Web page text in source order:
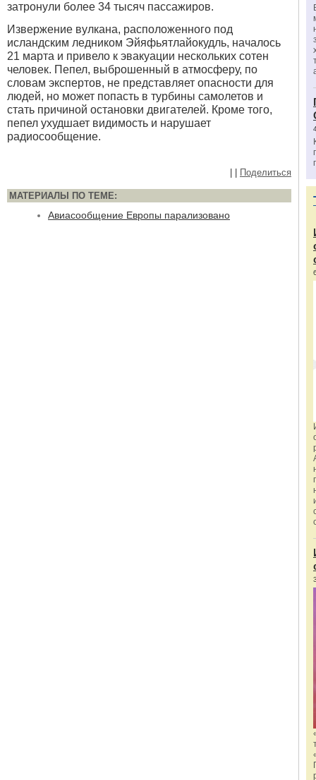
затронули более 34 тысяч пассажиров.
Извержение вулкана, расположенного под
исландским ледником Эйяфьятлайокудль, началось
21 марта и привело к эвакуации нескольких сотен
человек. Пепел, выброшенный в атмосферу, по
словам экспертов, не представляет опасности для
людей, но может попасть в турбины самолетов и
стать причиной остановки двигателей. Кроме того,
пепел ухудшает видимость и нарушает
радиосообщение.
Поделиться
МАТЕРИАЛЫ ПО ТЕМЕ:
Авиасообщение Европы парализовано